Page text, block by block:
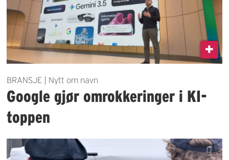
BRANSJE | Nytt om navn
Google gjør omrokkeringer i KI-
toppen